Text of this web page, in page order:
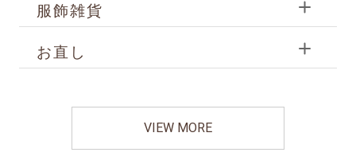
服飾雑貨
お直し
VIEW MORE